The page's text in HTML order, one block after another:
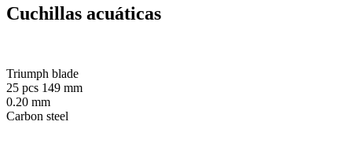
Cuchillas acuáticas
Triumph blade
25 pcs 149 mm
0.20 mm
Carbon steel